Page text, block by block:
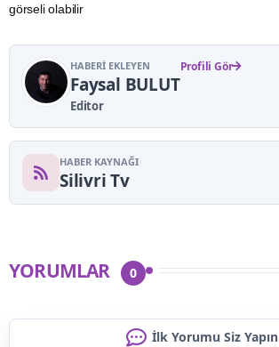
HABERI EKLEYEN
Faysal BULUT
Editor
Profili Gör
HABER KAYNAĞI
Silivri Tv
YORUMLAR 0
İlk Yorumu Siz Yapın